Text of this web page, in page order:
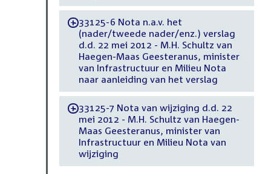
-33125-6 Nota n.a.v. het
(nader/tweede nader/enz.) verslag
d.d. 22 mei 2012 - M.H. Schultz van
Haegen-Maas Geesteranus, minister
van Infrastructuur en Milieu Nota
naar aanleiding van het verslag
-33125-7 Nota van wijziging d.d. 22
mei 2012 - M.H. Schultz van Haegen-
Maas Geesteranus, minister van
Infrastructuur en Milieu Nota van
wijziging